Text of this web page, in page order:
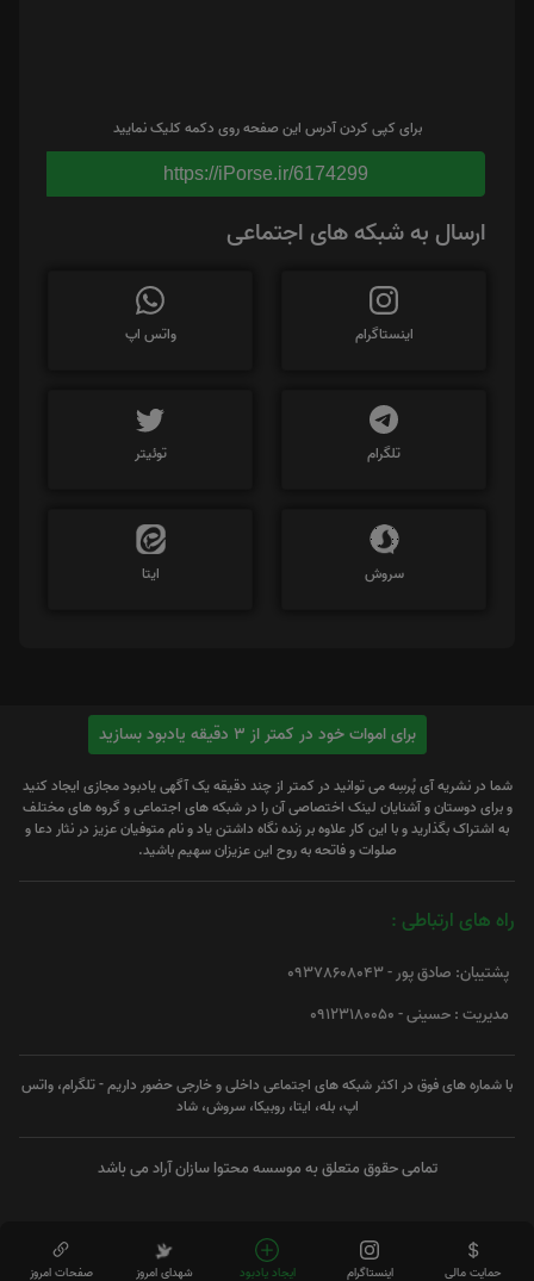
برای کپی کردن آدرس این صفحه روی دکمه کلیک نمایید
https://iPorse.ir/6174299
ارسال به شبکه های اجتماعی
اینستاگرام واتس اپ
تلگرام توئیتر
سروش ایتا
برای اموات خود در کمتر از 3 دقیقه یادبود بسازید
شما در نشریه آی پُرسِه می توانید در کمتر از چند دقیقه یک آگهی یادبود مجازی ایجاد کنید
و برای دوستان و آشنایان لینک اختصاصی آن را در شبکه های اجتماعی و گروه های مختلف
به اشتراک بگذارید و با این کار علاوه بر زنده نگاه داشتن یاد و نام متوفیان عزیز در نثار دعا و
صلوات و فاتحه به روح این عزیزان سهیم باشید.
راه های ارتباطی :
پشتیبان: صادق پور - 09378608043
مدیریت : حسینی - 09123180050
با شماره های فوق در اکثر شبکه های اجتماعی داخلی و خارجی حضور داریم - تلگرام، واتس
اپ، بله، ایتا، روبیکا، سروش، شاد
تمامی حقوق متعلق به موسسه محتوا سازان آراد می باشد
حمایت مالی اینستاگرام ایجاد یادبود شهدای امروز صفحات امروز